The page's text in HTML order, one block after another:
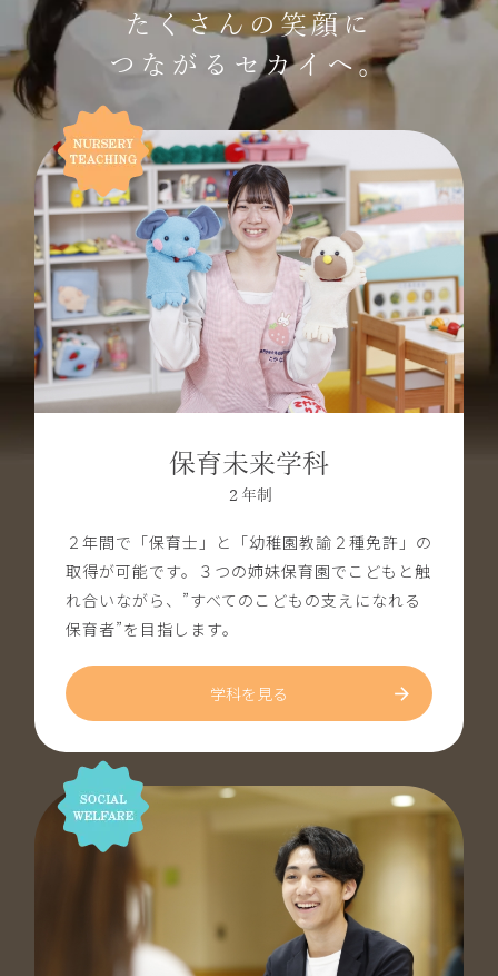
たくさんの笑顔に
つながるセカイへ。
保育未来学科
２年制
２年間で「保育士」と「幼稚園教諭２種免許」の
取得が可能です。３つの姉妹保育園でこどもと触
れ合いながら、”すべてのこどもの支えになれる
保育者”を目指します。
学科を見る